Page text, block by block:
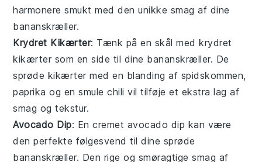
harmonere smukt med den unikke smag af dine
bananskræller.
Krydret Kikærter: Tænk på en skål medkrydret
kikærter som en side til dine bananskræller. De
sprøde kikærter med en blanding af spidskommen,
paprika og en smulechili vil tilføje et ekstra lag af
smag og tekstur.
Avocado Dip: En cremet avocado dip kan være
den perfekte følgesvend til dine sprøde
bananskræller. Den rige og smøragtige smag af